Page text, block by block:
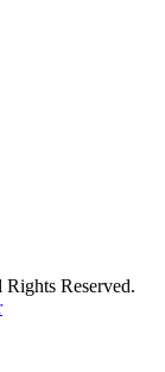
Rights Reserved.